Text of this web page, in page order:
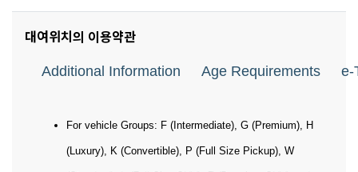
대여위치의 이용약관
Additional Information Age Requirements e-
For vehicle Groups: F (Intermediate), G (Premium), H
(Luxury), K (Convertible), P (Full Size Pickup), W